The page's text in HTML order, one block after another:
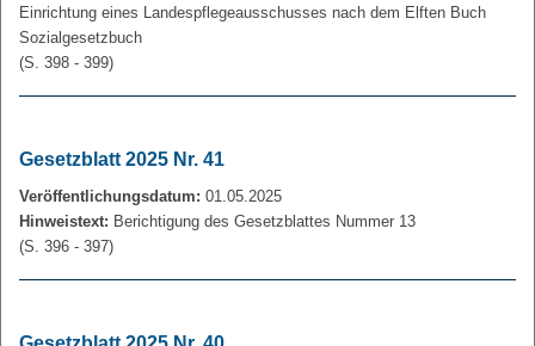
Einrichtung eines Landespflegeausschusses nach dem Elften Buch
Sozialgesetzbuch
(S. 398 - 399)
Gesetzblatt 2025 Nr. 41
Veröffentlichungsdatum: 01.05.2025
Hinweistext: Berichtigung des Gesetzblattes Nummer 13
(S. 396 - 397)